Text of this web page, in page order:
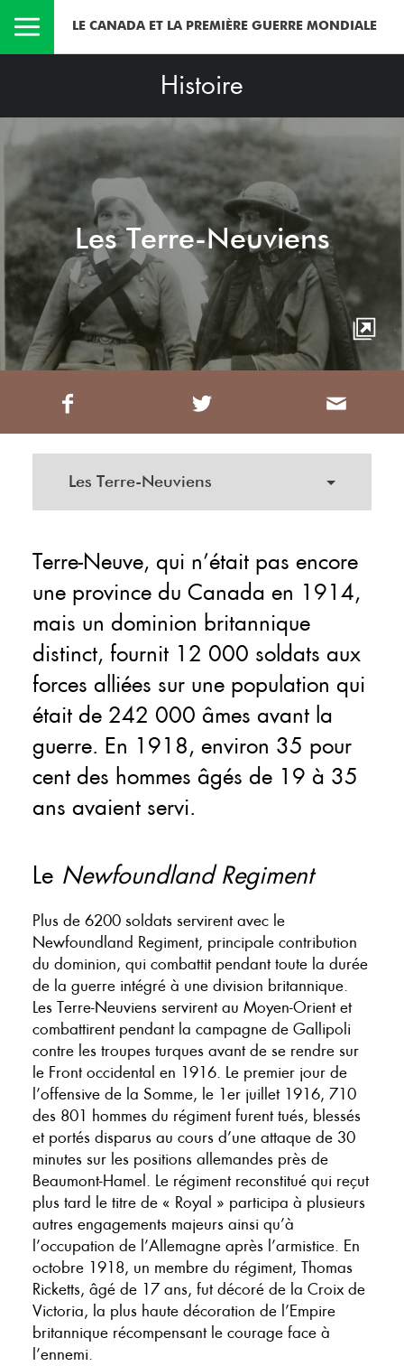
LE CANADA ET LA PREMIÈRE GUERRE MONDIALE
Histoire
Les Terre-Neuviens
Les Terre-Neuviens
Terre-Neuve, qui n’était pas encore
une province du Canada en 1914,
mais un dominion britannique
distinct, fournit 12 000 soldats aux
forces alliées sur une population qui
était de 242 000 âmes avant la
guerre. En 1918, environ 35 pour
cent des hommes âgés de 19 à 35
ans avaient servi.
Le Newfoundland Regiment
Plus de 6200 soldats servirent avec le
Newfoundland Regiment, principale contribution
du dominion, qui combattit pendant toute la durée
de la guerre intégré à une division britannique.
Les Terre-Neuviens servirent au Moyen-Orient et
combattirent pendant la campagne de Gallipoli
contre les troupes turques avant de se rendre sur
le Front occidental en 1916. Le premier jour de
l’offensive de la Somme, le 1er juillet 1916, 710
des 801 hommes du régiment furent tués, blessés
et portés disparus au cours d’une attaque de 30
minutes sur les positions allemandes près de
Beaumont-Hamel. Le régiment reconstitué qui reçut
plus tard le titre de « Royal » participa à plusieurs
autres engagements majeurs ainsi qu’à
l’occupation de l’Allemagne après l’armistice. En
octobre 1918, un membre du régiment, Thomas
Ricketts, âgé de 17 ans, fut décoré de la Croix de
Victoria, la plus haute décoration de l’Empire
britannique récompensant le courage face à
l’ennemi.